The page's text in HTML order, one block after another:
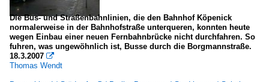
Die Bus- und Straßenbahnlinien, die den Bahnhof Köpenick
normalerweise in der Bahnhofstraße unterqueren, konnten heute
wegen Einbau einer neuen Fernbahnbrücke nicht durchfahren. So
fuhren, was ungewöhnlich ist, Busse durch die Borgmannstraße.
18.3.2007 
Thomas Wendt